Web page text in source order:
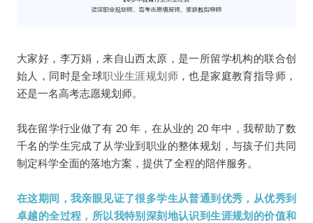
大家好，李万娟，来自山西太原，是一所留学机构的联合创
始人，同时是全球职业生涯规划师 ，也是家庭教育指导师，
还是一名高考志愿规划师。
我在留学行业做了有 20 年，在从业的 20 年中，我帮助了数
千名的学生完成了从学业到职业的整体规划，与孩子们共同
制定科学全面的落地方案，提供了全程的陪伴服务。
在这期间，我亲眼见证了很多学生从普通到优秀，从优秀到
卓越的全过程，所以我特别深刻地认识到生涯规划的价值和